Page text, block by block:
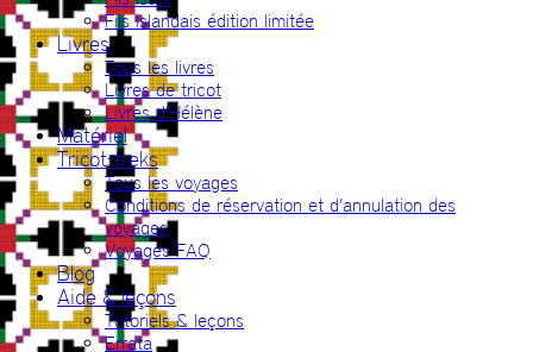
Fils islandais édition limitée
Livres
Tous les livres
Livres de tricot
Livres d’Hélène
Matériel
Tricot-treks
Tous les voyages
Conditions de réservation et d’annulation des
voyages
Voyages FAQ
Blog
Aide & leçons
Tutoriels & leçons
Errata